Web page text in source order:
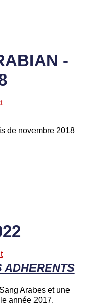
-
ADHERENTS
Arabes et une
année 2017.